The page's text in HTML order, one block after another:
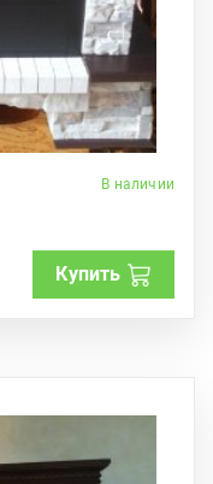
В наличии
Купить